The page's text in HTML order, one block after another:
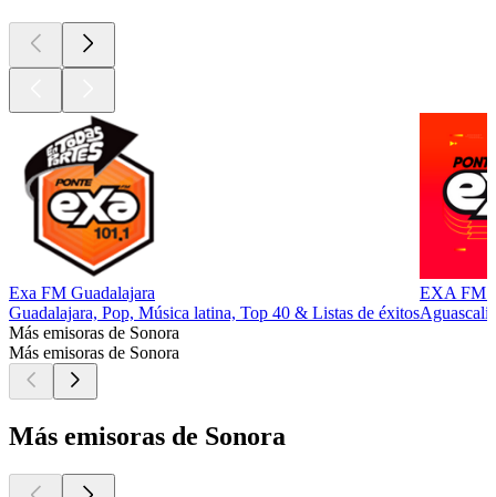
Exa FM Guadalajara
Guadalajara, Pop, Música latina, Top 40 & Listas de éxitos
EXA FM
Más emisoras de Sonora
Más emisoras de Sonora
Más emisoras de Sonora